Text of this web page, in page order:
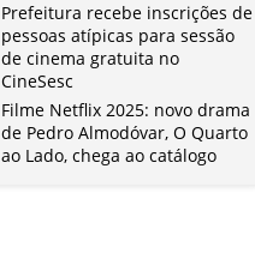
Prefeitura recebe inscrições de
pessoas atípicas para sessão
de cinema gratuita no
CineSesc
Filme Netflix 2025: novo drama
de Pedro Almodóvar, O Quarto
ao Lado, chega ao catálogo